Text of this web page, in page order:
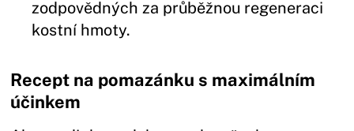
zodpovědných za průběžnou regeneraci
kostní hmoty.
Recept na pomazánku s maximálním
účinkem